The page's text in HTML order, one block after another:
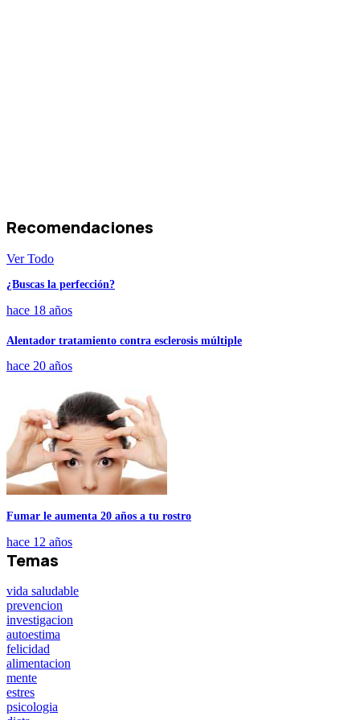
Recomendaciones
Ver Todo
¿Buscas la perfección?
hace 18 años
Alentador tratamiento contra esclerosis múltiple
hace 20 años
Fumar le aumenta 20 años a tu rostro
hace 12 años
Temas
vida saludable
prevencion
investigacion
autoestima
felicidad
alimentacion
mente
estres
psicologia